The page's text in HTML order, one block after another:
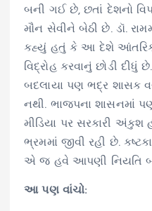
બની ગઈ છે, છતાં દેશનો
મૌન સેવીને બેઠી છે. ડૉ.
કહ્યું હતું કે આ દેશે આંતરિક
વિદ્રોહ કરવાનું છોડી દીધું
બદલાયા પણ ભદ્ર શાસક
નથી. ભાજપના શાસનમાં
મીડિયા પર સરકારી અંકુશ
ભ્રમમાં જીવી રહી છે.
એ જ હવે આપણી નિયતિ
આ પણ વાંચો: